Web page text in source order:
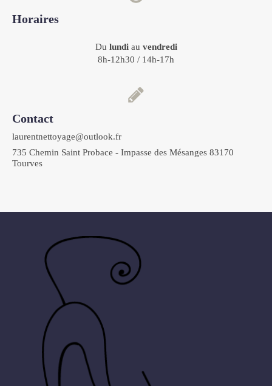
Horaires
Du lundiau vendredi
8h-12h30 / 14h-17h
Contact
laurentnettoyage@outlook.fr
735 Chemin Saint Probace - Impasse des Mésanges 83170
Tourves